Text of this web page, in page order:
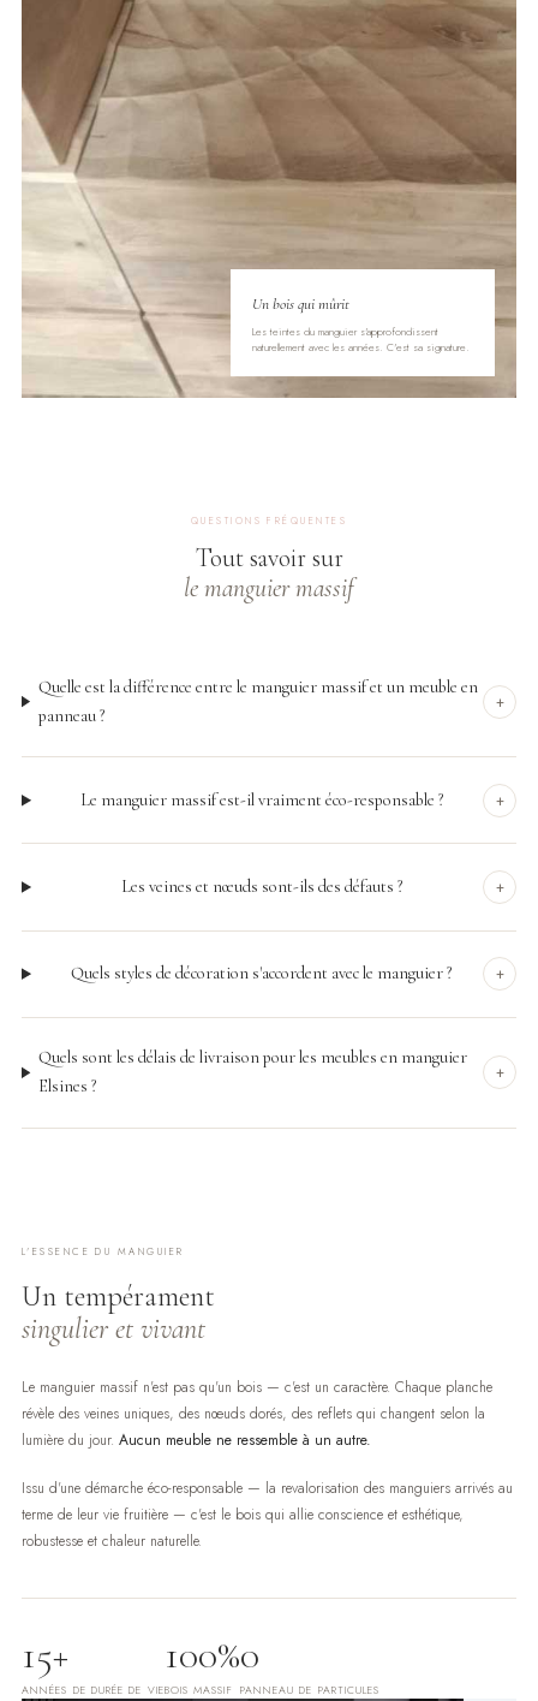
Un bois qui mûrit
Les teintes du manguier s'approfondissent
naturellement avec les années. C'est sa signature.
QUESTIONS FRÉQUENTES
Tout savoir sur
le manguier massif
Quelle est la différence entre le manguier massif et un meuble en
panneau ?
+
Le manguier massif est-il vraiment éco-responsable ? +
Les veines et nœuds sont-ils des défauts ? +
Quels styles de décoration s'accordent avec le manguier ? +
Quels sont les délais de livraison pour les meubles en manguier
Elsines ?
+
L'ESSENCE DU MANGUIER
Un tempérament
singulier et vivant
Le manguier massif n'est pas qu'un bois — c'est un caractère. Chaque planche
révèle des veines uniques, des nœuds dorés, des reflets qui changent selon la
lumière du jour. Aucun meuble ne ressemble à un autre.
Issu d'une démarche éco-responsable — la revalorisation des manguiers arrivés au
terme de leur vie fruitière — c'est le bois qui allie conscience et esthétique,
robustesse et chaleur naturelle.
15+
ANNÉES DE DURÉE DE VIE
100%
BOIS MASSIF
0
PANNEAU DE PARTICULES